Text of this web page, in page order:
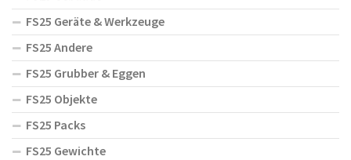
FS25 Geräte & Werkzeuge
FS25 Andere
FS25 Grubber & Eggen
FS25 Objekte
FS25 Packs
FS25 Gewichte